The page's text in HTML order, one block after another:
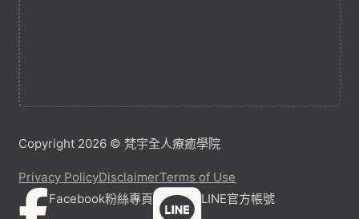
Copyright 2026 © 梵宇全人療癒學院
Privacy PolicyDisclaimerTerms of Use
Facebook粉絲專頁
LINE官方帳號